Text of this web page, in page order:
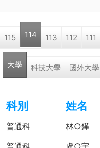
a
r
e
115 114 113 112 111
大學 科技大學 國外大學
科別 姓名
普通科 林○鏵